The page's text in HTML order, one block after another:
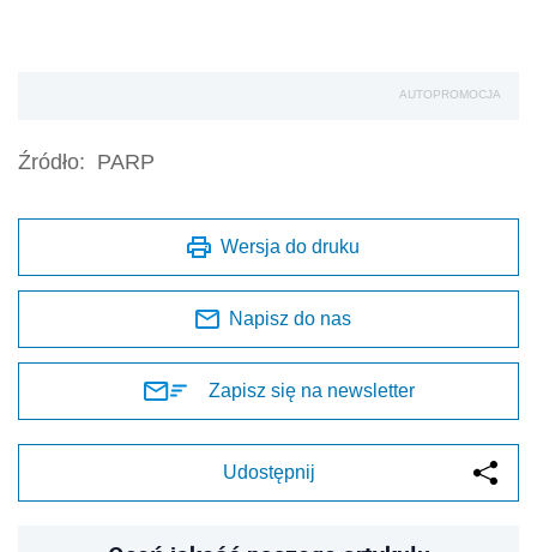
AUTOPROMOCJA
Źródło: PARP
Wersja do druku
Napisz do nas
Zapisz się na newsletter
Udostępnij